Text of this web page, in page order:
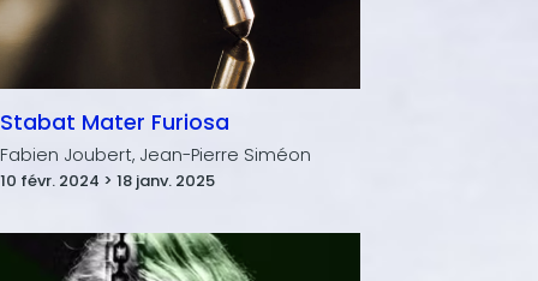
Stabat Mater Furiosa
Fabien Joubert, Jean-Pierre Siméon
10 févr. 2024 > 18 janv. 2025